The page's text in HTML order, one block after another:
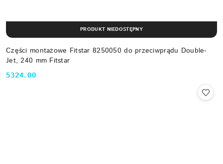
Części montażowe Fitstar 8250050 do przeciwprądu Double-
Jet, 240 mm Fitstar
Cena:
5324.00
PRODUKT NIEDOSTĘPNY